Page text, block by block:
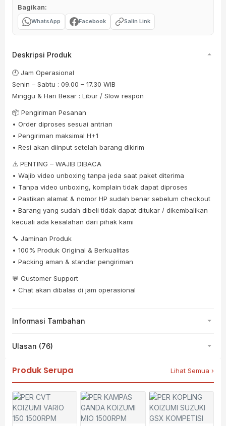
Bagikan:
WhatsApp Facebook Salin Link
Deskripsi Produk
🕘 Jam Operasional
Senin – Sabtu : 09.00 – 17.30 WIB
Minggu & Hari Besar : Libur / Slow respon
📦 Pengiriman Pesanan
• Order diproses sesuai antrian
• Pengiriman maksimal H+1
• Resi akan diinput setelah barang dikirim
⚠️ PENTING – WAJIB DIBACA
• Wajib video unboxing tanpa jeda saat paket diterima
• Tanpa video unboxing, komplain tidak dapat diproses
• Pastikan alamat & nomor HP sudah benar sebelum checkout
• Barang yang sudah dibeli tidak dapat ditukar / dikembalikan
kecuali ada kesalahan dari pihak kami
🔧 Jaminan Produk
• 100% Produk Original & Berkualitas
• Packing aman & standar pengiriman
💬 Customer Support
• Chat akan dibalas di jam operasional
Informasi Tambahan
Ulasan (76)
Produk Serupa Lihat Semua ›